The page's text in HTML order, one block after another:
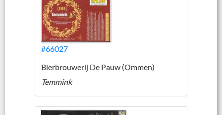
#66027
Bierbrouwerij De Pauw (Ommen)
Temmink